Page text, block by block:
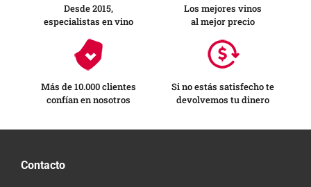
Desde 2015,
especialistas en vino
Los mejores vinos
al mejor precio
Más de 10.000 clientes
confían en nosotros
Si no estás satisfecho te
devolvemos tu dinero
Contacto